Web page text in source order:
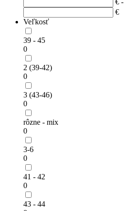
€ -
€
Veľkosť
39 - 45
0
2 (39-42)
0
3 (43-46)
0
rôzne - mix
0
3-6
0
41 - 42
0
43 - 44